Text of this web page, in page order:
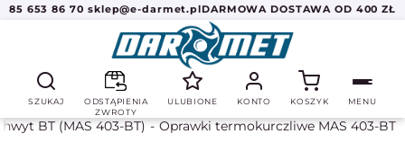
85 653 86 70 sklep@e-darmet.plDARMOWA DOSTAWA OD 400 ZŁ
SZUKAJ
ODSTĄPIENIA
ZWROTY
ULUBIONE KONTO KOSZYK MENU
BT (MAS 403-BT) Oprawki termokurczliwe MAS 403-BT